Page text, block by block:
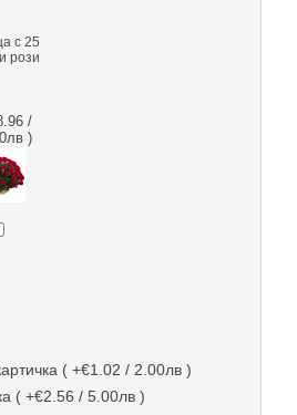
с 25
рози
/
)
( +€1.02 / 2.00лв )
( +€2.56 / 5.00лв )